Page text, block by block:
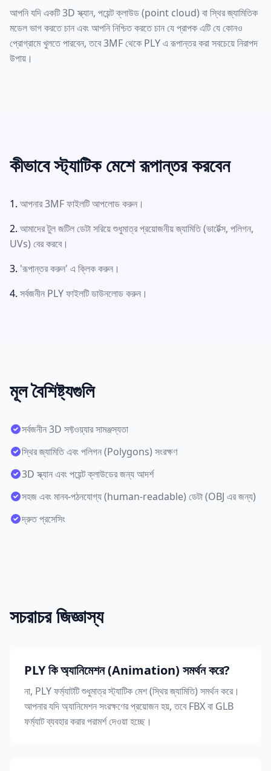
আপনি যদি একটি 3D স্ক্যান, পয়েন্ট ক্লাউড (point cloud) বা স্থির জ্যামিতিক
মডেল ভাগ করতে চান এবং আপনি নিশ্চিত করতে চান যে প্রাপক এটি যে কোনও
প্রোগ্রামে খুলতে পারবেন, তবে 3MF থেকে PLY এ রূপান্তর করা সবচেয়ে নিরাপদ
উপায়।
কীভাবে স্ট্যাটিক মেশে রূপান্তর করবেন
আপনার 3MF ফাইলটি আপলোড করুন।
আমাদের টুল জটিল ডেটা সরিয়ে শুধুমাত্র প্রয়োজনীয় জ্যামিতি (ভার্টেক্স, পলিগন,
UVs) বের করবে।
'রূপান্তর করুন' এ ক্লিক করুন।
সর্বজনীন PLY ফাইলটি ডাউনলোড করুন।
মূল বৈশিষ্ট্যগুলি
সর্বজনীন 3D সফ্টওয়্যার সামঞ্জস্যতা
স্থির জ্যামিতি এবং পলিগন (Polygons) সংরক্ষণ
3D স্ক্যান এবং পয়েন্ট ক্লাউডের জন্য আদর্শ
সহজ এবং মানব-পঠনযোগ্য (human-readable) ডেটা (OBJ এর জন্য)
দ্রুত প্রসেসিং
সচরাচর জিজ্ঞাস্য
PLY কি অ্যানিমেশন (Animation) সমর্থন করে?
না, PLY ফর্ম্যাটটি শুধুমাত্র স্ট্যাটিক মেশ (স্থির জ্যামিতি) সমর্থন করে।
আপনার যদি অ্যানিমেশন সংরক্ষণের প্রয়োজন হয়, তবে FBX বা GLB
ফর্ম্যাট ব্যবহার করার পরামর্শ দেওয়া হচ্ছে।